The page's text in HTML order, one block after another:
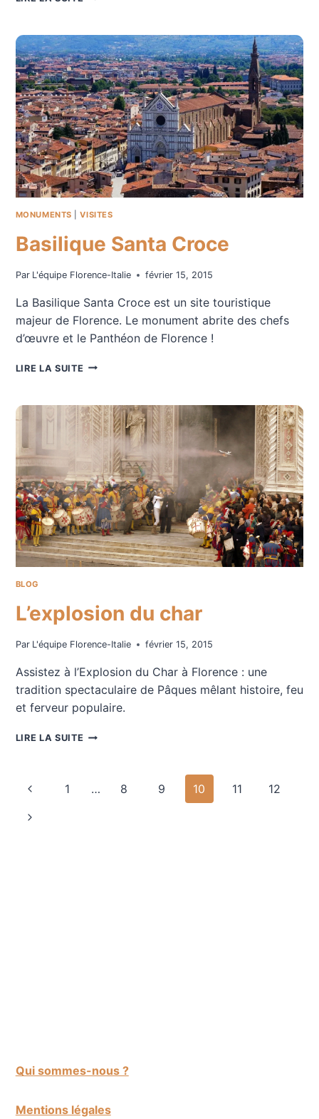
FLORENCE
:
LE
GUIDE
COMPLET
POUR
VISITER
SANS
DÉPENSER
!
MONUMENTS |VISITES
Basilique Santa Croce
Par L'équipe Florence-Italie février 15, 2015
La Basilique Santa Croce est un site touristique
majeur de Florence. Le monument abrite des chefs
d’œuvre et le Panthéon de Florence !
LIRE LA SUITE BASILIQUE
BLOG
L’explosion du char
Par L'équipe Florence-Italie février 15, 2015
Assistez à l’Explosion du Char à Florence : une
tradition spectaculaire de Pâques mêlant histoire, feu
et ferveur populaire.
LIRE LA SUITE L’EXPLOSION
Navigation
de
Page
précédente
1 … 8 9 10 11
12
Page
Qui sommes-nous ?
Mentions légales